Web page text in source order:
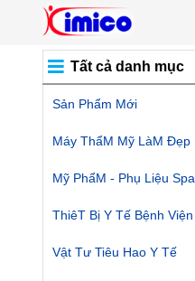
Tất cả danh mục
Sản Phẩm Mới
Máy ThẩM Mỹ LàM Đẹp
Mỹ PhẩM - Phụ Liệu Spa
ThiêT Bị Y Tế Bệnh Viện
Vật Tư Tiêu Hao Y Tế